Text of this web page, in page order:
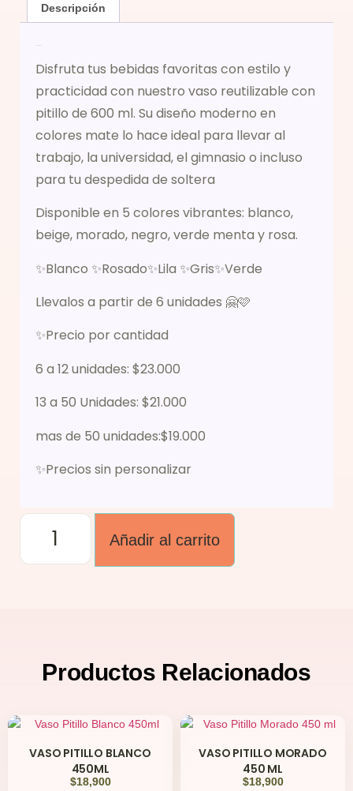
Descripción
Disfruta tus bebidas favoritas con estilo y
practicidad con nuestro vaso reutilizable con
pitillo de 600 ml. Su diseño moderno en
colores mate lo hace ideal para llevar al
trabajo, la universidad, el gimnasio o incluso
para tu despedida de soltera
Disponible en 5 colores vibrantes: blanco,
beige, morado, negro, verde menta y rosa.
✨Blanco ✨Rosado✨Lila ✨Gris✨Verde
Llevalos a partir de 6 unidades 🤗🩷
✨Precio por cantidad
6 a 12 unidades: $23.000
13 a 50 Unidades: $21.000
mas de 50 unidades:$19.000
✨Precios sin personalizar
Añadir al carrito
Productos Relacionados
VASO PITILLO BLANCO
450ML
$18,900
VASO PITILLO MORADO
450 ML
$18,900